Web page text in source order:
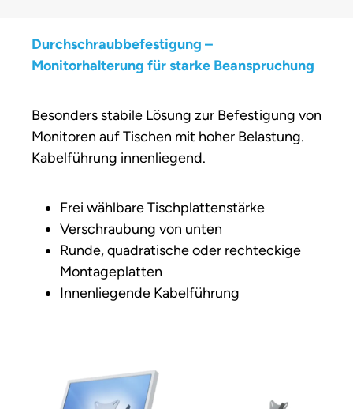
Durchschraubbefestigung –
Monitorhalterung für starke Beanspruchung
Besonders stabile Lösung zur Befestigung von
Monitoren auf Tischen mit hoher Belastung.
Kabelführung innenliegend.
Frei wählbare Tischplattenstärke
Verschraubung von unten
Runde, quadratische oder rechteckige
Montageplatten
Innenliegende Kabelführung